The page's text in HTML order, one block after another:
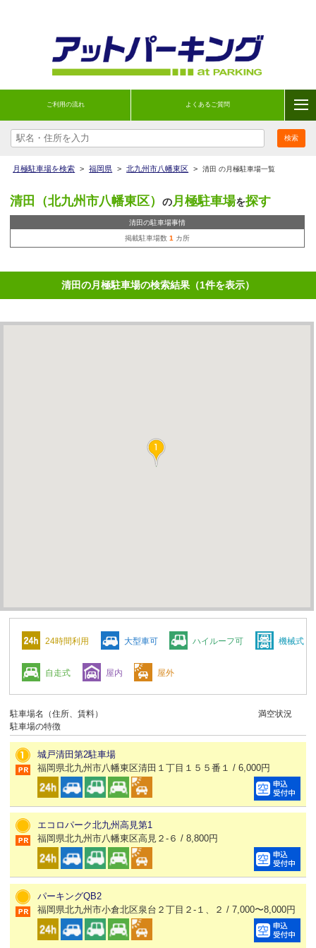
ご利用の流れ よくあるご質問
月極駐車場を検索 > 福岡県 > 北九州市八幡東区 > 清田 の月極駐車場一覧
清田（北九州市八幡東区） の月極駐車場を探す
清田の駐車場事情
掲載駐車場数 1 カ所
清田の月極駐車場の検索結果（1件を表示）
24時間利用 大型車可 ハイルーフ可 機械式
自走式 屋内 屋外
駐車場名（住所、賃料）
駐車場の特徴
満空状況
城戸清田第2駐車場
福岡県北九州市八幡東区清田１丁目１５５番１ / 6,000円
エコロパーク北九州高見第1
福岡県北九州市八幡東区高見２-６ / 8,800円
パーキングQB2
福岡県北九州市小倉北区泉台２丁目２-１、２ / 7,000〜8,000円